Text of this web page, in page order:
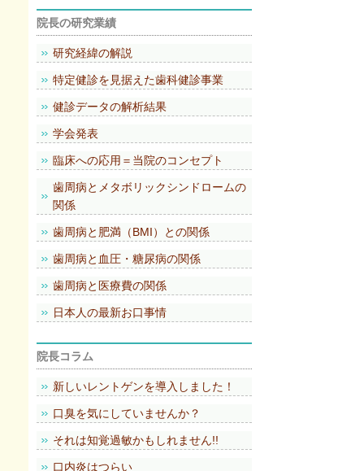
院長の研究業績
研究経緯の解説
特定健診を見据えた歯科健診事業
健診データの解析結果
学会発表
臨床への応用＝当院のコンセプト
歯周病とメタボリックシンドロームの
関係
歯周病と肥満（BMI）との関係
歯周病と血圧・糖尿病の関係
歯周病と医療費の関係
日本人の最新お口事情
院長コラム
新しいレントゲンを導入しました！
口臭を気にしていませんか？
それは知覚過敏かもしれません!!
口内炎はつらい